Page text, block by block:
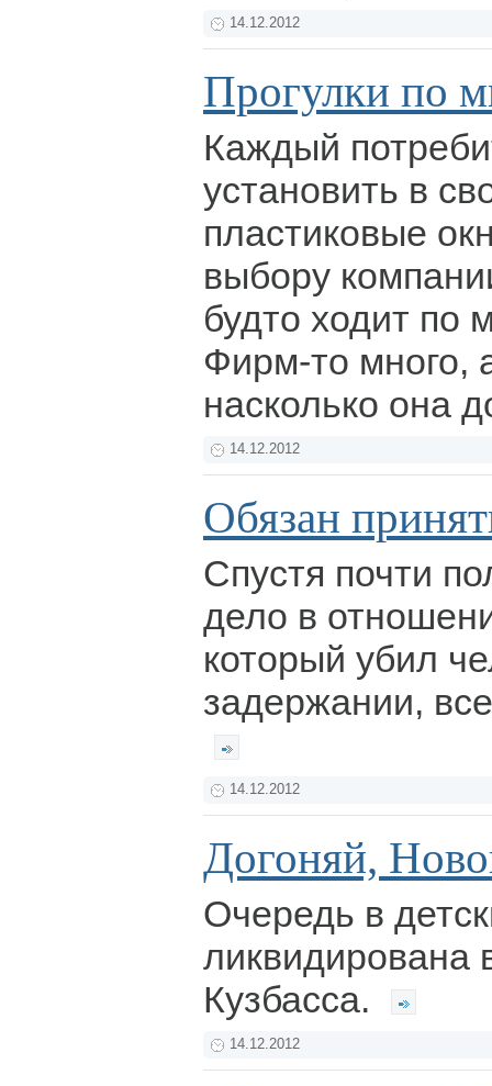
14.12.2012
Прогулки по
Каждый
установить в
пластиковые
выбору
будто ходит по
Фирм-то много,
насколько она
14.12.2012
Обязан
Спустя почти
дело в
который убил
задержании,
14.12.2012
Догоняй,
Очередь в
ликвидирована
Кузбасса.
14.12.2012